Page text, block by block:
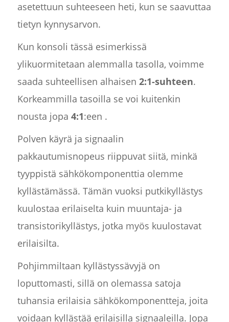
asetettuun suhteeseen heti, kun se saavuttaa
tietyn kynnysarvon.
Kun konsoli tässä esimerkissä
ylikuormitetaan alemmalla tasolla, voimme
saada suhteellisen alhaisen 2:1-suhteen.
Korkeammilla tasoilla se voi kuitenkin
nousta jopa 4:1:een .
Polven käyrä ja signaalin
pakkautumisnopeus riippuvat siitä, minkä
tyyppistä sähkökomponenttia olemme
kyllästämässä. Tämän vuoksi putkikyllästys
kuulostaa erilaiselta kuin muuntaja- ja
transistorikyllästys, jotka myös kuulostavat
erilaisilta.
Pohjimmiltaan kyllästyssävyjä on
loputtomasti, sillä on olemassa satoja
tuhansia erilaisia sähkökomponentteja, joita
voidaan kyllästää erilaisilla signaaleilla. Jopa